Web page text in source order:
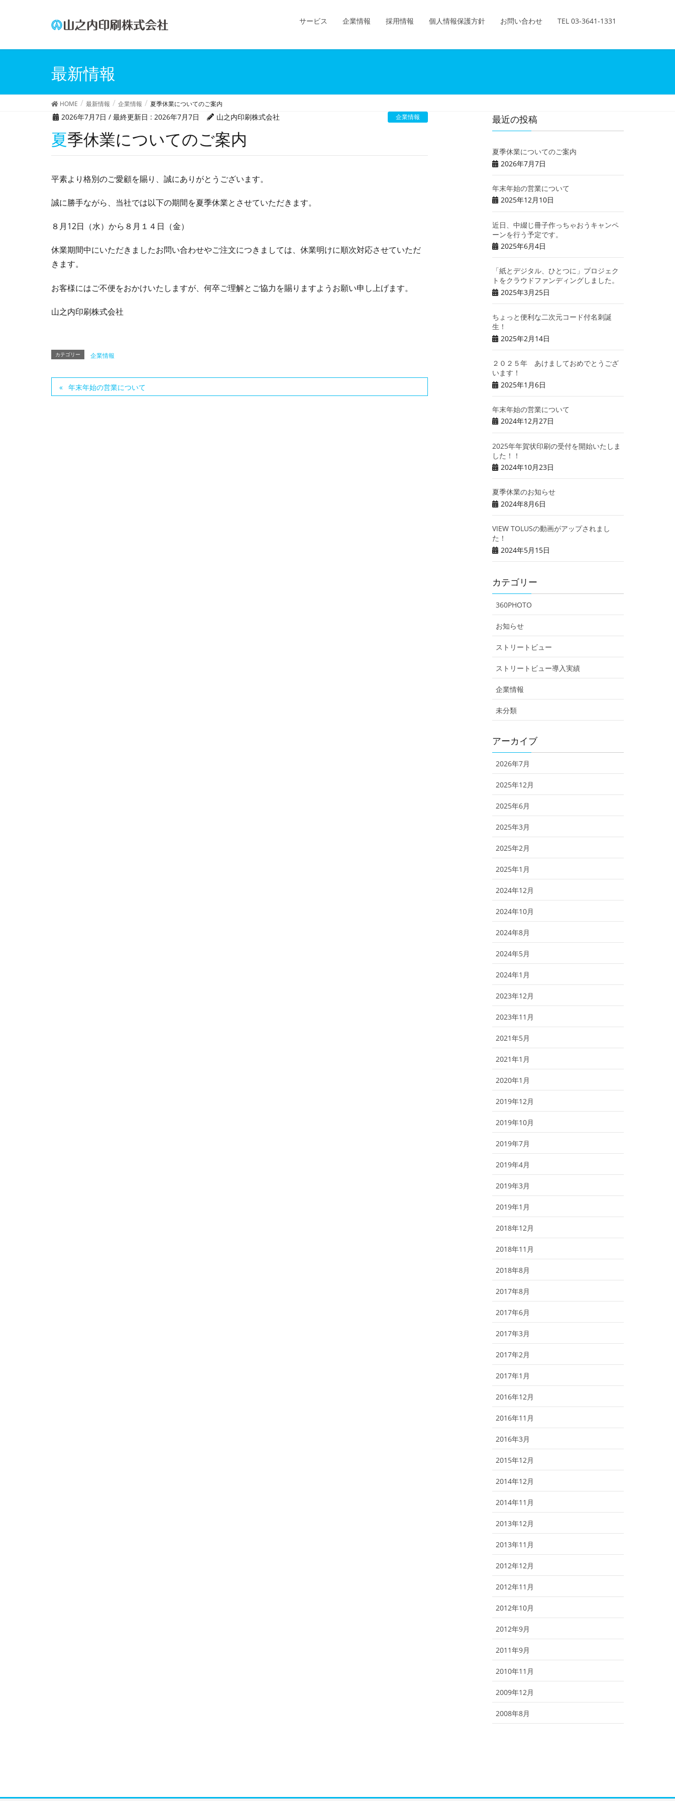
サービス 企業情報 採用情報 個人情報保護方針 お問い合わせ TEL 03-3641-1331
最新情報
HOME 最新情報 企業情報 夏季休業についてのご案内
2026年7月7日 / 最終更新日 : 2026年7月7日 山之内印刷株式会社 企業情報
夏季休業についてのご案内
平素より格別のご愛顧を賜り、誠にありがとうございます。
誠に勝手ながら、当社では以下の期間を夏季休業とさせていただきます。
８月12日（水）から８月１４日（金）
休業期間中にいただきましたお問い合わせやご注文につきましては、休業明けに順次対応させていただ
きます。
お客様にはご不便をおかけいたしますが、何卒ご理解とご協力を賜りますようお願い申し上げます。
山之内印刷株式会社
カテゴリー 企業情報
年末年始の営業について
最近の投稿
夏季休業についてのご案内
2026年7月7日
年末年始の営業について
2025年12月10日
近日、中綴じ冊子作っちゃおうキャンペ
ーンを行う予定です。
2025年6月4日
「紙とデジタル、ひとつに」プロジェク
トをクラウドファンディングしました。
2025年3月25日
ちょっと便利な二次元コード付名刺誕
生！
2025年2月14日
２０２５年 あけましておめでとうござ
います！
2025年1月6日
年末年始の営業について
2024年12月27日
2025年年賀状印刷の受付を開始いたしま
した！！
2024年10月23日
夏季休業のお知らせ
2024年8月6日
VIEW TOLUSの動画がアップされまし
た！
2024年5月15日
カテゴリー
360PHOTO
お知らせ
ストリートビュー
ストリートビュー導入実績
企業情報
未分類
アーカイブ
2026年7月
2025年12月
2025年6月
2025年3月
2025年2月
2025年1月
2024年12月
2024年10月
2024年8月
2024年5月
2024年1月
2023年12月
2023年11月
2021年5月
2021年1月
2020年1月
2019年12月
2019年10月
2019年7月
2019年4月
2019年3月
2019年1月
2018年12月
2018年11月
2018年8月
2017年8月
2017年6月
2017年3月
2017年2月
2017年1月
2016年12月
2016年11月
2016年3月
2015年12月
2014年12月
2014年11月
2013年12月
2013年11月
2012年12月
2012年11月
2012年10月
2012年9月
2011年9月
2010年11月
2009年12月
2008年8月